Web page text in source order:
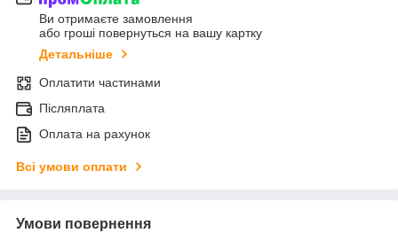
Ви отримаєте замовлення
або гроші повернуться на вашу картку
Детальніше
Оплатити частинами
Післяплата
Оплата на рахунок
Всі умови оплати
Умови повернення